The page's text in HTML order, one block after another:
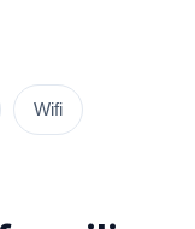
Wifi